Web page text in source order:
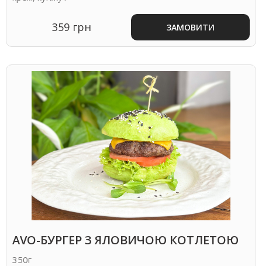
359 грн ЗАМОВИТИ
AVO-БУРГЕР З ЯЛОВИЧОЮ КОТЛЕТОЮ
350г